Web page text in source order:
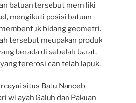
batuan tersebut memiliki
mengikuti posisi batuan
bidang geometri.
tersebut meupakan produk
berada di sebelah barat.
tererosi dan telah lapuk.
situs Batu Nanceb
wilayah Galuh dan Pakuan